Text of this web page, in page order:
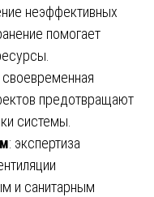
неэффективных
помогает
своевременная
предотвращают
системы.
: экспертиза
и санитарным